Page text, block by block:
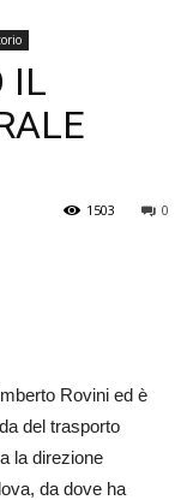
IL
0
1503
Ro­vini ed è
del trasporto
la direzione
da dove ha